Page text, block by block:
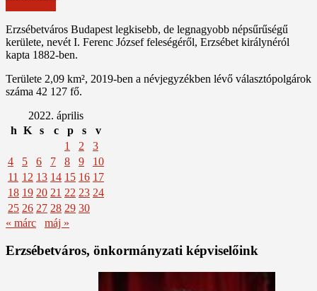
Erzsébetváros Budapest legkisebb, de legnagyobb népsűrűségű
kerülete, nevét I. Ferenc József feleségéről, Erzsébet királynéról
kapta 1882-ben.
Területe 2,09 km², 2019-ben a névjegyzékben lévő választópolgárok
száma 42 127 fő.
2022. április
h K s c p s
v
1
2
3
4
5 6 7 8 9
10
11 12 13 14 15 16 17
18 19 20 21 22 23 24
25 26 27 28 29 30
« márc
máj »
Erzsébetváros, önkormányzati képviselőink